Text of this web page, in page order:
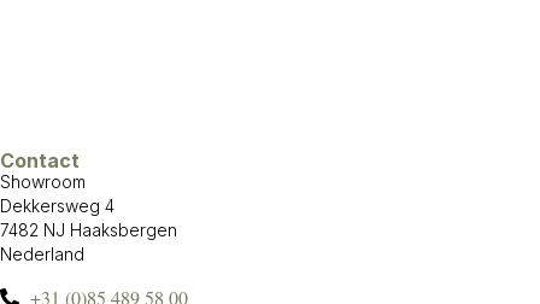
Contact
Showroom
Dekkersweg 4
7482 NJ Haaksbergen
Nederland
+31 (0)85 489 58 00